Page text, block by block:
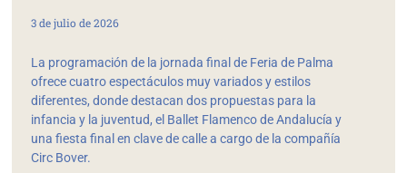
3 de julio de 2026
La programación de la jornada final de Feria de Palma
ofrece cuatro espectáculos muy variados y estilos
diferentes, donde destacan dos propuestas para la
infancia y la juventud, el Ballet Flamenco de Andalucía y
una fiesta final en clave de calle a cargo de la compañía
Circ Bover.